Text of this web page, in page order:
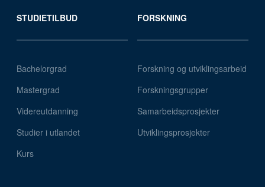
STUDIETILBUD
Bachelorgrad
Mastergrad
Videreutdanning
Studier i utlandet
Kurs
FORSKNING
Forskning og utviklingsarbeid
Forskningsgrupper
Samarbeidsprosjekter
Utviklingsprosjekter